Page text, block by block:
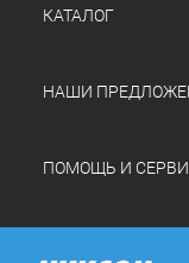
КАТАЛОГ
НАШИ
ПОМОЩЬ И